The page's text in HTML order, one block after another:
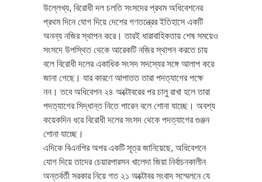
উল্লেখ্য, বিরোধী দল চলতি সংসদের প্রথম অধিবেশনের
প্রথম দিনে যোগ দিয়ে দেশের গণতন্ত্রের ইতিহাসে একটি
অনন্য নজির স্থাপন করে। তারই ধারাবাহিকতায় শেষ সময়েও
সংসদে উপস্থিত থেকে আরেকটি নজির স্থাপন করতে চায়
বলে বিরোধী দলের একাধিক সংসদ সদস্যের সঙ্গে আলাপ করে
জানা গেছে। যার কারণে আপাতত তারা পদত্যাগের পক্ষে
নন। তবে অধিবেশন ২৪ অক্টোবরের পর চালু রাখা হলে তারা
পদত্যাগের সিদ্ধান্ত নিতে পারেন বলে শোনা যাচ্ছে। অবশ্য
কয়েকদিন ধরে বিরোধী দলের সংসদ থেকে পদত্যাগের গুঞ্জন
শোনা যাচ্ছে।
এদিকে বিএনপির অপর একটি সূত্র জানিয়েছে, অধিবেশনে
যোগ দিয়ে তাদের চেয়ারপারসন খালেদা জিয়া নির্বাচনকালীন
অন্তর্বর্তী সরকার নিয়ে গত ২১ অক্টোবর সংবাদ সম্মেলনে যে